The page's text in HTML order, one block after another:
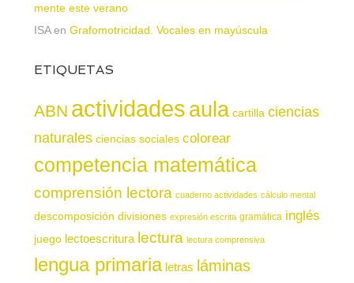
mente este verano
ISAen Grafomotricidad. Vocales en mayúscula
ETIQUETAS
ABN actividadesaula cartilla ciencias
naturales ciencias sociales colorear
competencia matemática
comprensión lectora cuaderno actividades cálculo mental
descomposición divisiones expresión escrita gramática inglés
juego lectoescritura lectura lectura comprensiva
lengua primaria letras láminas